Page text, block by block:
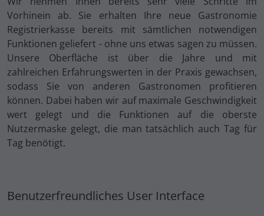
Vorhinein ab. Sie erhalten Ihre neue Gastronomie
Registrierkasse bereits mit sämtlichen notwendigen
Funktionen geliefert - ohne uns etwas sagen zu müssen.
Unsere Oberfläche ist über die Jahre und mit
zahlreichen Erfahrungswerten in der Praxis gewachsen,
sodass Sie von anderen Gastronomen profitieren
können. Dabei haben wir auf maximale Geschwindigkeit
wert gelegt und die Funktionen auf die oberste
Nutzermaske gelegt, die man tatsächlich auch Tag für
Tag benötigt.
Benutzerfreundliches User Interface